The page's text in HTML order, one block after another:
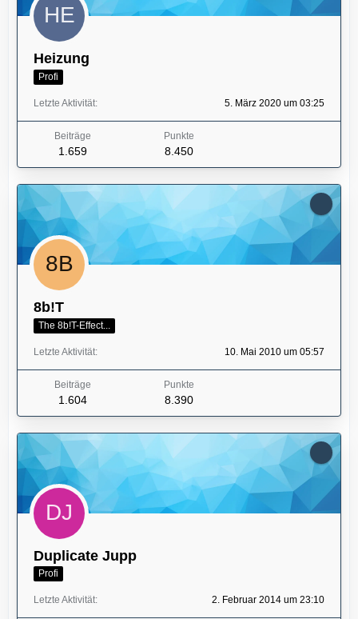
Heizung
Profi
Letzte Aktivität 5. März 2020 um 03:25
Beiträge
1.659
Punkte
8.450
8b!T
The 8b!T-Effect...
Letzte Aktivität 10. Mai 2010 um 05:57
Beiträge
1.604
Punkte
8.390
Duplicate Jupp
Profi
Letzte Aktivität 2. Februar 2014 um 23:10